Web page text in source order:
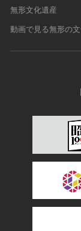
文化財保存
建造物
無形文化遺産
動画で見る無形の